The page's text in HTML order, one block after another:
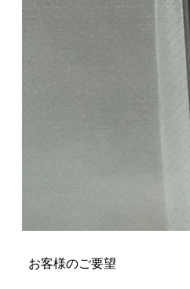
お客様のご要望